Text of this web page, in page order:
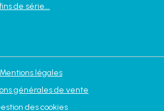
de série...
Mentions légales
générales de vente
des cookies